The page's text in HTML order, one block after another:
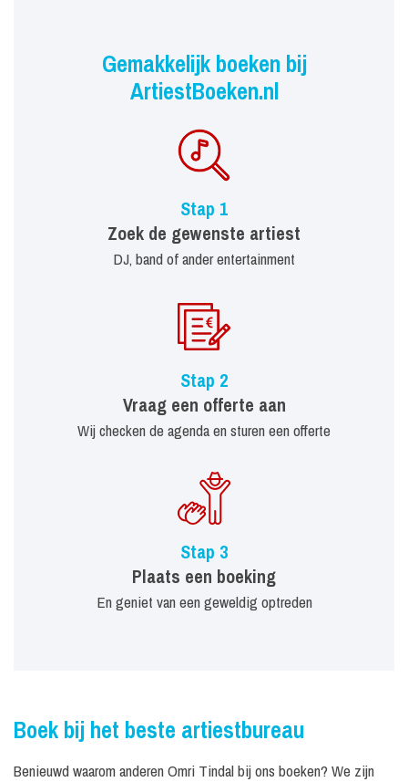
Gemakkelijk boeken bij
ArtiestBoeken.nl
Stap 1
Zoek de gewenste artiest
DJ, band of ander entertainment
Stap 2
Vraag een offerte aan
Wij checken de agenda en sturen een offerte
Stap 3
Plaats een boeking
En geniet van een geweldig optreden
Boek bij het beste artiestbureau
Benieuwd waarom anderen Omri Tindal bij ons boeken? We zijn